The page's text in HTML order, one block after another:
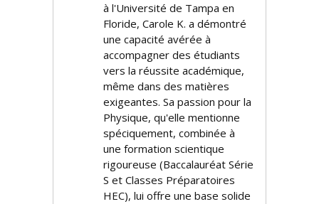
à l'Université de Tampa en
Floride, Carole K. a démontré
une capacité avérée à
accompagner des étudiants
vers la réussite académique,
même dans des matières
exigeantes. Sa passion pour la
Physique, qu'elle mentionne
spécifiquement, combinée à
une formation scientifique
rigoureuse (Baccalauréat Série
S et Classes Préparatoires
HEC), lui offre une base solide